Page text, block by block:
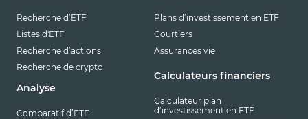
Recherche d’ETF
Listes d'ETF
Recherche d’actions
Recherche de crypto
Analyse
Comparatif d’ETF
Plans d’investissement en ETF
Courtiers
Assurances vie
Calculateurs financiers
Calculateur plan
d’investissement en ETF